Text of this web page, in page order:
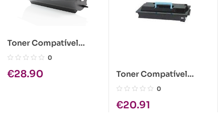
Toner Compatível
Kyocera KM1505
0
€28.90
Toner Compatível
Kyocera KM-2530/KM-
0
€20.91